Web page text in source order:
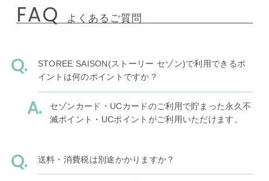
FAQ よくあるご質問
STOREE SAISON(ストーリー セゾン)で利用できるポ
イントは何のポイントですか？
セゾンカード・UCカードのご利用で貯まった永久不
滅ポイント・UCポイントがご利用いただけます。
送料・消費税は別途かかりますか？